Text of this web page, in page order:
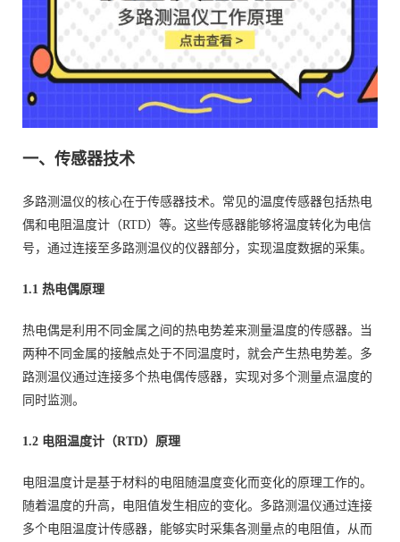
一、传感器技术
多路测温仪的核心在于传感器技术。常见的温度传感器包括热电
偶和电阻温度计（RTD）等。这些传感器能够将温度转化为电信
号，通过连接至多路测温仪的仪器部分，实现温度数据的采集。
1.1 热电偶原理
热电偶是利用不同金属之间的热电势差来测量温度的传感器。当
两种不同金属的接触点处于不同温度时，就会产生热电势差。多
路测温仪通过连接多个热电偶传感器，实现对多个测量点温度的
同时监测。
1.2 电阻温度计（RTD）原理
电阻温度计是基于材料的电阻随温度变化而变化的原理工作的。
随着温度的升高，电阻值发生相应的变化。多路测温仪通过连接
多个电阻温度计传感器，能够实时采集各测量点的电阻值，从而